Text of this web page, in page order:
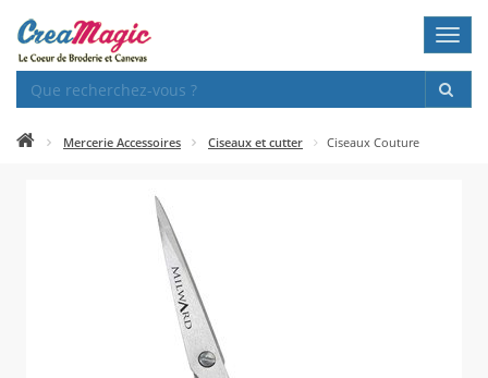
Mercerie Accessoires Ciseaux et cutter Ciseaux Couture